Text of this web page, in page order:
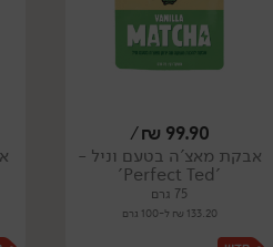
99.90
₪
/
אבקת מאצ'ה בטעם וניל -
'Perfect Ted'
75 גרם
133.20 ₪ ל-100 גרם